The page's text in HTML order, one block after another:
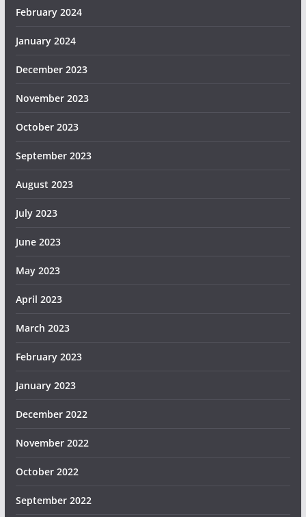
February 2024
January 2024
December 2023
November 2023
October 2023
September 2023
August 2023
July 2023
June 2023
May 2023
April 2023
March 2023
February 2023
January 2023
December 2022
November 2022
October 2022
September 2022